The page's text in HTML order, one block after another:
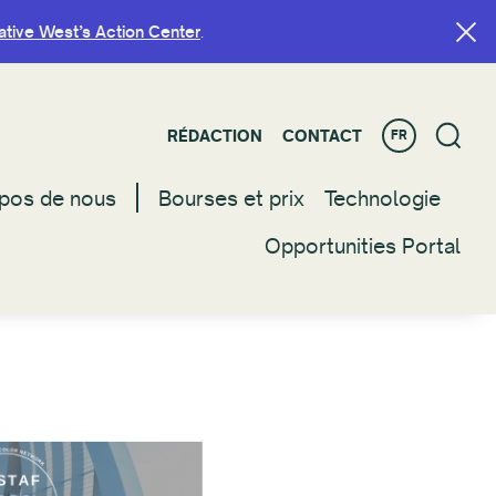
West’s Action Center.
RÉDACTION CONTACT FR
de nous Bourses et prix
Technologie
Opportunities Portal
West’s Action Center.
RÉDACTION CONTACT FR
de nous Bourses et prix
Technologie
Opportunities Portal